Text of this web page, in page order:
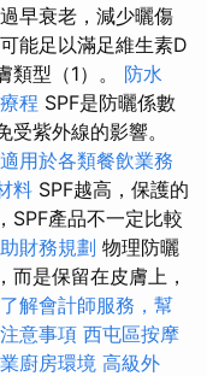
早衰老，減少曬傷
能足以滿足維生素D
類型（1）。 防水
程 SPF是防曬係數
紫外線的影響。
用於各類餐飲業務
料 SPF越高，保護的
SPF產品不一定比較
財務規劃 物理防曬
而是保留在皮膚上，
了解會計師服務，幫
意事項 西屯區按摩
廚房環境 高級外